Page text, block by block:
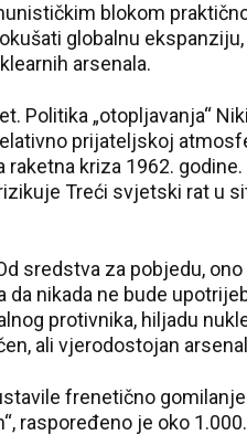
blokom
globalnu
arsenala.
Politika „otopljavanja“
prijateljskoj
kriza 1962. godine.
Treći svjetski rat u
sredstva za pobjedu,
nikada ne bude
protivnika, hiljadu
ali vjerodostojan
frenetično
raspoređeno je oko